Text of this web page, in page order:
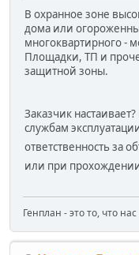
В охранное зоне
дома или
многоквартирного -
Площадки, ТП и
защитной зоны.
Заказчик
службам
ответственность за
или при
Генплан - это то, что